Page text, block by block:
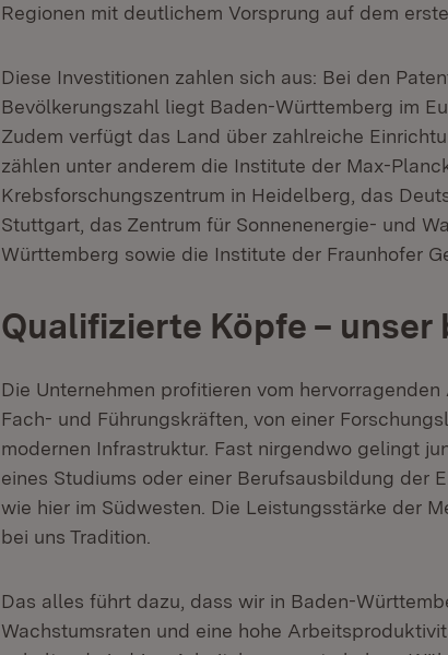
Regionen mit deutlichem Vorsprung auf dem
Diese Investitionen zahlen sich aus: Bei den
Bevölkerungszahl liegt Baden-Württemberg im
Zudem verfügt das Land über zahlreiche
zählen unter anderem die Institute der Max-
Krebsforschungszentrum in Heidelberg, das
Stuttgart, das Zentrum für Sonnenenergie- und
Württemberg sowie die Institute der Fraunhofer
Qualifizierte Köpfe –
Die Unternehmen profitieren vom
Fach- und Führungskräften, von einer
modernen Infrastruktur. Fast nirgendwo gelingt
eines Studiums oder einer Berufsausbildung der
wie hier im Südwesten. Die Leistungsstärke der
bei uns Tradition.
Das alles führt dazu, dass wir in Baden-
Wachstumsraten und eine hohe